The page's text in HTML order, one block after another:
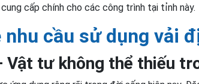
cấp chính cho các công trình tại tỉnh này.
nhu cầu sử dụng vải
tư không thể thiếu